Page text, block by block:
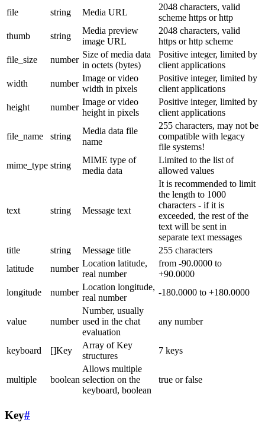
file string Media URL
2048 characters, valid
scheme https or http
thumb
string
Media preview
image URL
2048 characters, valid
https or http scheme
file_size
number
Size of media data
in octets (bytes)
Positive integer, limited by
client applications
width
number
Image or video
width in pixels
Positive integer, limited by
client applications
height
number
Image or video
height in pixels
Positive integer, limited by
client applications
file_name string
Media data file
name
255 characters, may not be
compatible with legacy
file systems!
mime_type string
MIME type of
media data
Limited to the list of
allowed values
text string Message text
It is recommended to limit
the length to 1000
characters - if it is
exceeded, the rest of the
text will be sent in
separate text messages
title
string Message title
255 characters
latitude
number
Location latitude,
real number
from -90.0000 to
+90.0000
longitude
number
Location longitude,
real number
-180.0000 to +180.0000
value number
Number, usually
used in the chat
evaluation
any number
keyboard []Key
Array of Key
structures
7 keys
multiple boolean
Allows multiple
selection on the
keyboard, boolean
true or false
Key#